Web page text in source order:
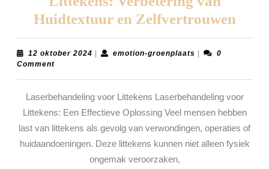
Huidtextuur en Zelfvertrouwen
van
en
12 oktober 2024 12
emotion-groenplaatsemotion-
0
Comment
Laserbehandeling voor Littekens Laserbehandeling voor
Littekens: Een Effectieve Oplossing Veel mensen hebben
last van littekens als gevolg van verwondingen, operaties of
huidaandoeningen. Deze littekens kunnen niet alleen fysiek
ongemak veroorzaken,